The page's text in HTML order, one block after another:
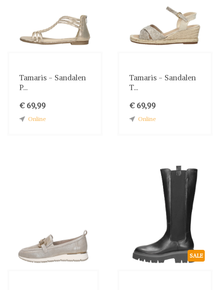
Tamaris - Sandalen
P...
€ 69,99
Online
Tamaris - Sandalen
T...
€ 69,99
Online
SALE